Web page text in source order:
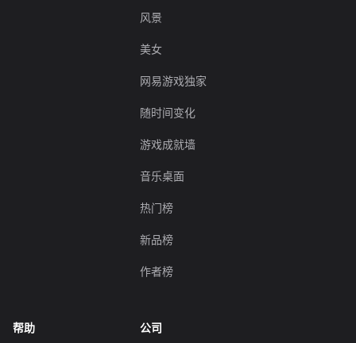
风景
美女
网易游戏独家
随时间变化
游戏成就墙
音乐桌面
热门榜
新品榜
作者榜
帮助 公司